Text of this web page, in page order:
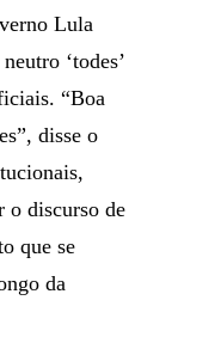
Lula
‘todes’
“Boa
disse o
o discurso de
que se
da